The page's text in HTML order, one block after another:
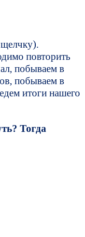
повторить
побываем в
побываем в
итоги нашего
Тогда